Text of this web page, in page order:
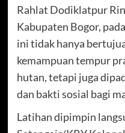
Rahlat Dodiklatpur
Kabupaten Bogor,
ini tidak hanya
kemampuan tempur
hutan, tetapi juga
dan bakti sosial bagi
Latihan dipimpin